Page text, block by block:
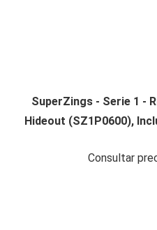
SuperZings - Serie 1 -
Hideout (SZ1P0600),
Consultar